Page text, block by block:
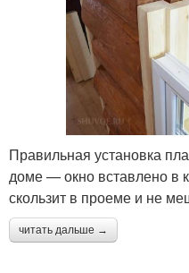
Правильная установка
доме — окно вставлено в
скользит в проеме и не
читать дальше →